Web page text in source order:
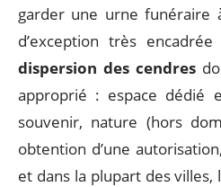
garder une urne funéraire
d’exception très
dispersion des cendres
approprié : espace dédié
souvenir, nature (hors
obtention d’une
et dans la plupart des villes,